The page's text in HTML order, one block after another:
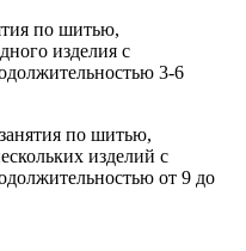
по шитью,
изделия с
3-6
по шитью,
изделий с
от 9 до